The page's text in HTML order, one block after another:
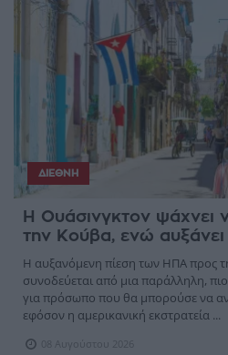
ΔΙΕΘΝΉ
Η Ουάσινγκτον ψάχνει
την Κούβα, ενώ αυξάνει
Η αυξανόμενη πίεση των ΗΠΑ προς
συνοδεύεται από μια παράλληλη,
για πρόσωπο που θα μπορούσε να
εφόσον η αμερικανική εκστρατεία ...
08 Αυγούστου 2026